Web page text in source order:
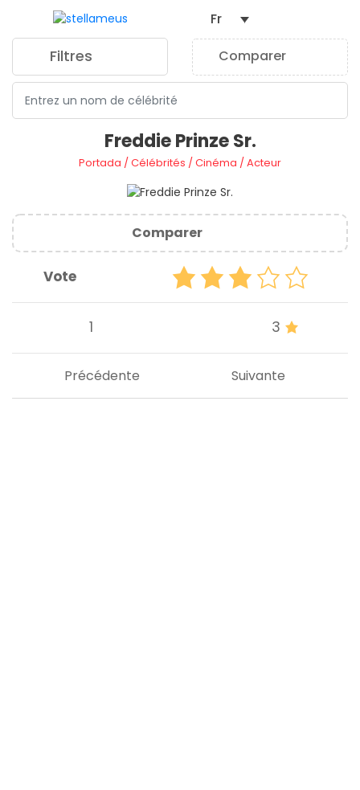
Filtres Comparer
Fr
Freddie Prinze Sr.
Portada /Célébrités /Cinéma /Acteur
Comparer
Vote
1 3
Suivante
Précédente